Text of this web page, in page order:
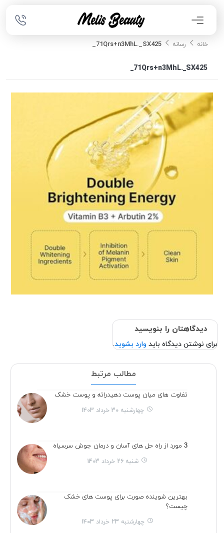
خانه رسانه 71Qrs+n3MhL._SX425_
71Qrs+n3MhL._SX425_
دیدگاهتان را بنویسید
برای نوشتن دیدگاه باید وارد بشوید.
مطالب مرتبط
تفاوت های میان پوست دهیدراته و پوست خشک
چهارشنبه 30 خرداد 1403
3 مورد از راه حل های آسان و درمان جوش سرسیاه
شنبه 26 خرداد 1403
بهترین شوینده صورت برای پوست های خشک
چیست؟
چهارشنبه 23 خرداد 1403